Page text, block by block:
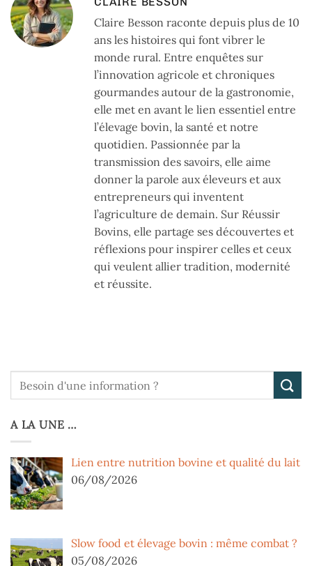
Claire Besson raconte depuis plus de 10
ans les histoires qui font vibrer le
monde rural. Entre enquêtes sur
l’innovation agricole et chroniques
gourmandes autour de la gastronomie,
elle met en avant le lien essentiel entre
l’élevage bovin, la santé et notre
quotidien. Passionnée par la
transmission des savoirs, elle aime
donner la parole aux éleveurs et aux
entrepreneurs qui inventent
l’agriculture de demain. Sur Réussir
Bovins, elle partage ses découvertes et
réflexions pour inspirer celles et ceux
qui veulent allier tradition, modernité
et réussite.
A LA UNE …
Lien entre nutrition bovine et qualité du lait
06/08/2026
Slow food et élevage bovin : même combat ?
05/08/2026